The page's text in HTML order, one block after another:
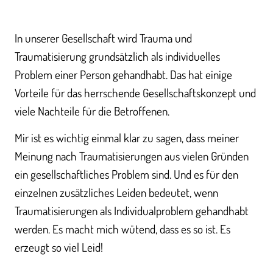
In unserer Gesellschaft wird Trauma und
Traumatisierung grundsätzlich als individuelles
Problem einer Person gehandhabt. Das hat einige
Vorteile für das herrschende Gesellschaftskonzept und
viele Nachteile für die Betroffenen.
Mir ist es wichtig einmal klar zu sagen, dass meiner
Meinung nach Traumatisierungen aus vielen Gründen
ein gesellschaftliches Problem sind. Und es für den
einzelnen zusätzliches Leiden bedeutet, wenn
Traumatisierungen als Individualproblem gehandhabt
werden. Es macht mich wütend, dass es so ist. Es
erzeugt so viel Leid!